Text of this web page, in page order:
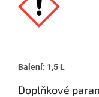
Balení: 1,5 L
Doplňkové